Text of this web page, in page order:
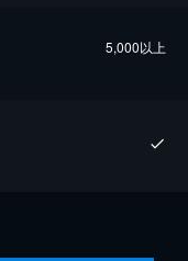
5,000以上